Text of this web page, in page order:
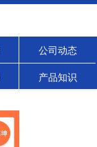
公司动态
产品知识